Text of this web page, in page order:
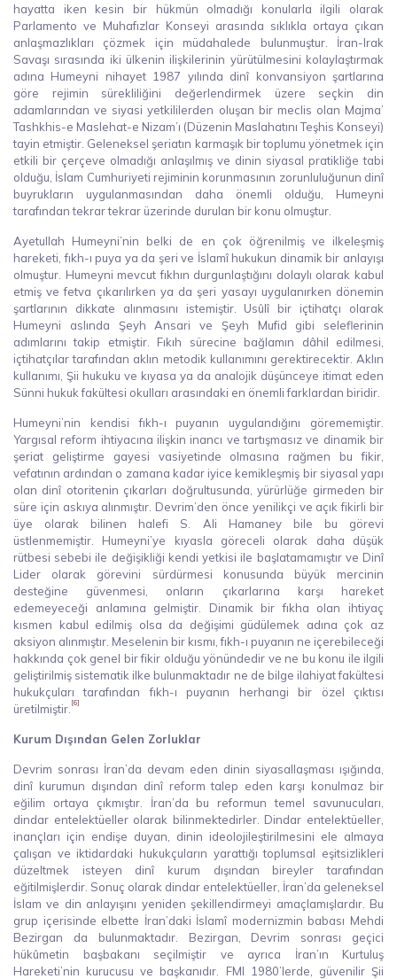
hayatta iken kesin bir hükmün olmadığı konularla ilgili olarak
Parlamento ve Muhafızlar Konseyi arasında sıklıkla ortaya çıkan
anlaşmazlıkları çözmek için müdahalede bulunmuştur. İran-Irak
Savaşı sırasında iki ülkenin ilişkilerinin yürütülmesini kolaylaştırmak
adına Humeyni nihayet 1987 yılında dinî konvansiyon şartlarına
göre rejimin sürekliliğini değerlendirmek üzere seçkin din
adamlarından ve siyasi yetkililerden oluşan bir meclis olan Majma’
Tashkhis-e Maslehat-e Nizam’ı (Düzenin Maslahatını Teşhis Konseyi)
tayin etmiştir. Geleneksel şeriatın karmaşık bir toplumu yönetmek için
etkili bir çerçeve olmadığı anlaşılmış ve dinin siyasal pratikliğe tabi
olduğu, İslam Cumhuriyeti rejiminin korunmasının zorunluluğunun dinî
buyrukların uygulanmasından daha önemli olduğu, Humeyni
tarafından tekrar tekrar üzerinde durulan bir konu olmuştur.
Ayetullah Humeyni’nin belki de en çok öğrenilmiş ve ilkeleşmiş
hareketi, fıkh-ı puya ya da şeri ve İslamî hukukun dinamik bir anlayışı
olmuştur. Humeyni mevcut fıkhın durgunlaştığını dolaylı olarak kabul
etmiş ve fetva çıkarılırken ya da şeri yasayı uygulanırken dönemin
şartlarının dikkate alınmasını istemiştir. Usûlî bir içtihatçı olarak
Humeyni aslında Şeyh Ansari ve Şeyh Mufid gibi seleflerinin
adımlarını takip etmiştir. Fıkıh sürecine bağlamın dâhil edilmesi,
içtihatçılar tarafından aklın metodik kullanımını gerektirecektir. Aklın
kullanımı, Şii hukuku ve kıyasa ya da analojik düşünceye itimat eden
Sünni hukuk fakültesi okulları arasındaki en önemli farklardan biridir.
Humeyni’nin kendisi fıkh-ı puyanın uygulandığını görememiştir.
Yargısal reform ihtiyacına ilişkin inancı ve tartışmasız ve dinamik bir
şeriat geliştirme gayesi vasiyetinde olmasına rağmen bu fikir,
vefatının ardından o zamana kadar iyice kemikleşmiş bir siyasal yapı
olan dinî otoritenin çıkarları doğrultusunda, yürürlüğe girmeden bir
süre için askıya alınmıştır. Devrim’den önce yenilikçi ve açık fikirli bir
üye olarak bilinen halefi S. Ali Hamaney bile bu görevi
üstlenmemiştir. Humeyni’ye kıyasla göreceli olarak daha düşük
rütbesi sebebi ile değişikliği kendi yetkisi ile başlatamamıştır ve Dinî
Lider olarak görevini sürdürmesi konusunda büyük mercinin
desteğine güvenmesi, onların çıkarlarına karşı hareket
edemeyeceği anlamına gelmiştir. Dinamik bir fıkha olan ihtiyaç
kısmen kabul edilmiş olsa da değişimi güdülemek adına çok az
aksiyon alınmıştır. Meselenin bir kısmı, fıkh-ı puyanın ne içerebileceği
hakkında çok genel bir fikir olduğu yönündedir ve ne bu konu ile ilgili
geliştirilmiş sistematik ilke bulunmaktadır ne de bilge ilahiyat fakültesi
hukukçuları tarafından fıkh-ı puyanın herhangi bir özel çıktısı
üretilmiştir. [6]
Kurum Dışından Gelen Zorluklar
Devrim sonrası İran’da devam eden dinin siyasallaşması ışığında,
dinî kurumun dışından dinî reform talep eden karşı konulmaz bir
eğilim ortaya çıkmıştır. İran’da bu reformun temel savunucuları,
dindar entelektüeller olarak bilinmektedirler. Dindar entelektüeller,
inançları için endişe duyan, dinin ideolojileştirilmesini ele almaya
çalışan ve iktidardaki hukukçuların yarattığı toplumsal eşitsizlikleri
düzeltmek isteyen dinî kurum dışından bireyler tarafından
eğitilmişlerdir. Sonuç olarak dindar entelektüeller, İran’da geleneksel
İslam ve din anlayışını yeniden şekillendirmeyi amaçlamışlardır. Bu
grup içerisinde elbette İran’daki İslamî modernizmin babası Mehdi
Bezirgan da bulunmaktadır. Bezirgan, Devrim sonrası geçici
hükûmetin başbakanı seçilmiştir ve ayrıca İran’ın Kurtuluş
Hareketi’nin kurucusu ve başkanıdır. FMI 1980’lerde, güvenilir Şii